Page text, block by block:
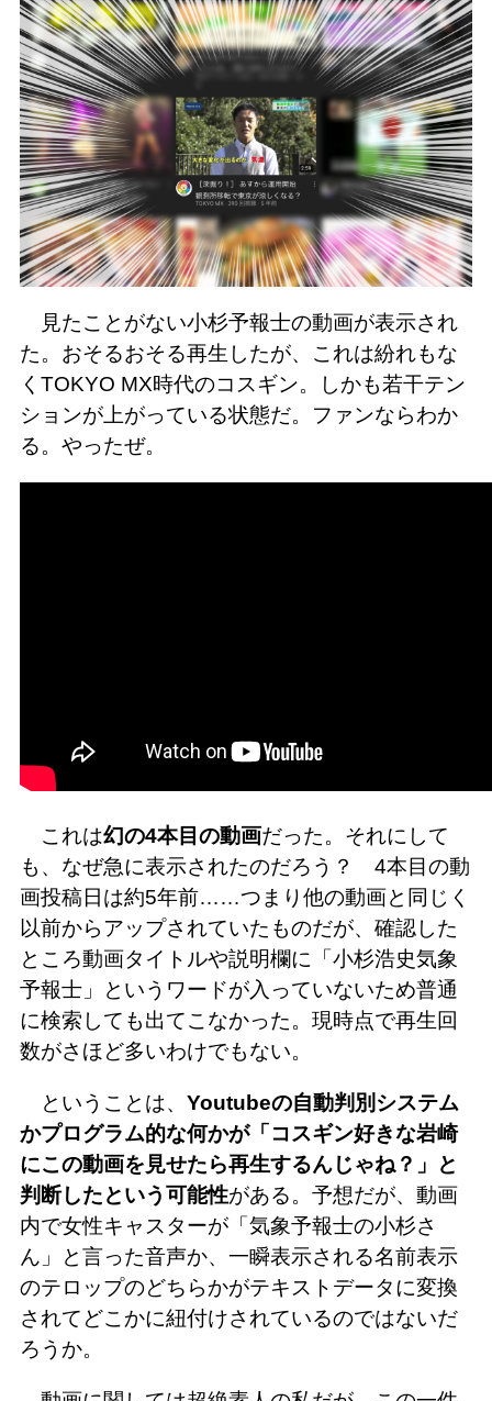
見たことがない小杉予報士の動画が表示され
た。おそるおそる再生したが、これは紛れもな
くTOKYO MX時代のコスギン。しかも若干テン
ションが上がっている状態だ。ファンならわか
る。やったぜ。
これは幻の4本目の動画だった。それにして
も、なぜ急に表示されたのだろう？ 4本目の動
画投稿日は約5年前……つまり他の動画と同じく
以前からアップされていたものだが、確認した
ところ動画タイトルや説明欄に「小杉浩史気象
予報士」というワードが入っていないため普通
に検索しても出てこなかった。現時点で再生回
数がさほど多いわけでもない。
ということは、 Youtubeの自動判別システム
かプログラム的な何かが「コスギン好きな岩崎
にこの動画を見せたら再生するんじゃね？」と
判断したという可能性がある。予想だが、動画
内で女性キャスターが「気象予報士の小杉さ
ん」と言った音声か、一瞬表示される名前表示
のテロップのどちらかがテキストデータに変換
されてどこかに紐付けされているのではないだ
ろうか。